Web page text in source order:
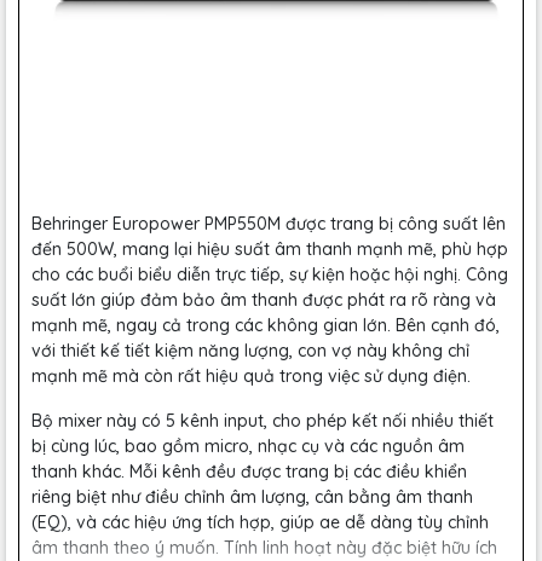
Behringer Europower PMP550M được trang bị công suất lên
đến 500W, mang lại hiệu suất âm thanh mạnh mẽ, phù hợp
cho các buổi biểu diễn trực tiếp, sự kiện hoặc hội nghị. Công
suất lớn giúp đảm bảo âm thanh được phát ra rõ ràng và
mạnh mẽ, ngay cả trong các không gian lớn. Bên cạnh đó,
với thiết kế tiết kiệm năng lượng, con vợ này không chỉ
mạnh mẽ mà còn rất hiệu quả trong việc sử dụng điện.
Bộ mixer này có 5 kênh input, cho phép kết nối nhiều thiết
bị cùng lúc, bao gồm micro, nhạc cụ và các nguồn âm
thanh khác. Mỗi kênh đều được trang bị các điều khiển
riêng biệt như điều chỉnh âm lượng, cân bằng âm thanh
(EQ), và các hiệu ứng tích hợp, giúp ae dễ dàng tùy chỉnh
âm thanh theo ý muốn. Tính linh hoạt này đặc biệt hữu ích